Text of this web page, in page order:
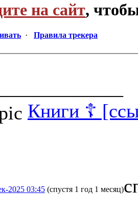
на сайт,
· Правила трекера
Книги ☦
2025 03:45 (спустя 1 год 1 месяц)